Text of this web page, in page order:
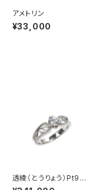
アメトリン
¥33,000
透綾（とうりょう）Pt950
透かしリング枠